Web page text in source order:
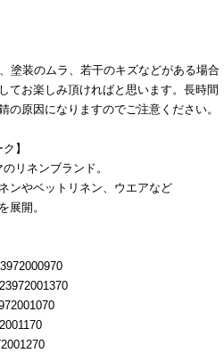
塗装のムラ、若干のキズなどがある場合
てお楽しみ頂ければと思います。長時間
の原因になりますのでご注意ください。
】
リネンブランド。
ンやベットリネン、ウエアなど
展開。